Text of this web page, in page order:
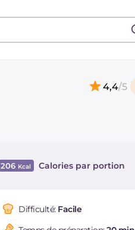
4,4/5
206 Calories par portion
Dont sucres
Difficulté: Facile